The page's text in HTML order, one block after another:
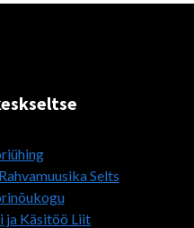
Selts
ja Käsitöö Liit